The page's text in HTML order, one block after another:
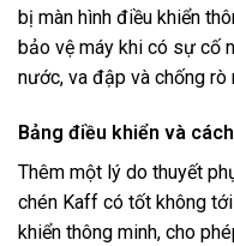
bị màn hình điều khiển
bảo vệ máy khi có sự cố
nước, va đập và chống rò
Bảng điều khiển và
Thêm một lý do thuyết
chén Kaff có tốt không
khiển thông minh, cho